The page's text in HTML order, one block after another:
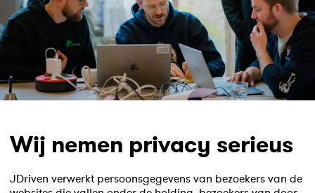
Wij nemen privacy serieus
JDriven verwerkt persoonsgegevens van bezoekers van de